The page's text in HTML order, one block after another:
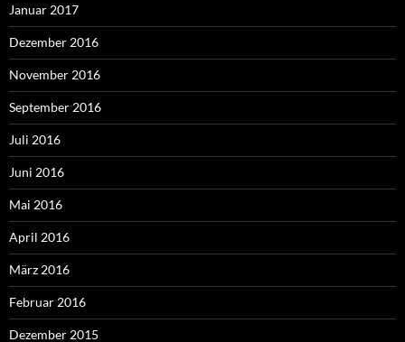
Januar 2017
Dezember 2016
November 2016
September 2016
Juli 2016
Juni 2016
Mai 2016
April 2016
März 2016
Februar 2016
Dezember 2015